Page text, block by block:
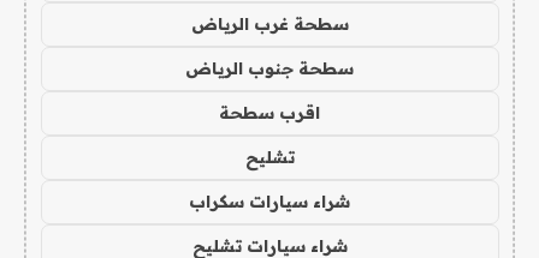
سطحة غرب الرياض
سطحة جنوب الرياض
اقرب سطحة
تشليح
شراء سيارات سكراب
شراء سيارات تشليح